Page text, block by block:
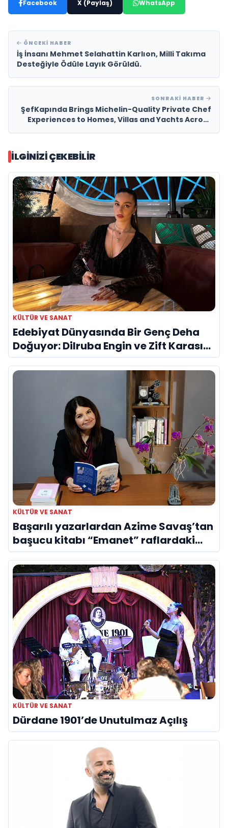
Facebook X (Paylaş) WhatsApp
ÖNCEKI HABER
İş İnsanı Mehmet Selahattin Karlıon, Milli Takıma
Desteğiyle Ödüle Layık Görüldü.
SONRAKI HABER
ŞefKapında Brings Michelin-Quality Private Chef
Experiences to Homes, Villas and Yachts Across
İLGINIZI ÇEKEBILIR
KÜLTÜR VE SANAT
Edebiyat Dünyasında Bir Genç Deha
Doğuyor: Dilruba Engin ve Zift Karası
Evreni ‘AVENOİR’
KÜLTÜR VE SANAT
Başarılı yazarlardan Azime Savaş’tan
başucu kitabı “Emanet” raflardaki
yerini aldı
KÜLTÜR VE SANAT
Dürdane 1901’de Unutulmaz Açılış